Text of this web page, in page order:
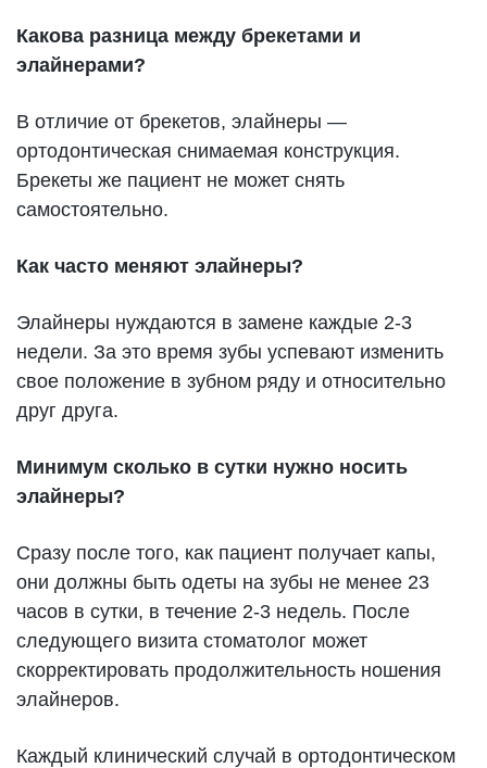
Какова разница между брекетами и
элайнерами?
В отличие от брекетов, элайнеры —
ортодонтическая снимаемая конструкция.
Брекеты же пациент не может снять
самостоятельно.
Как часто меняют элайнеры?
Элайнеры нуждаются в замене каждые 2-3
недели. За это время зубы успевают изменить
свое положение в зубном ряду и относительно
друг друга.
Минимум сколько в сутки нужно носить
элайнеры?
Сразу после того, как пациент получает капы,
они должны быть одеты на зубы не менее 23
часов в сутки, в течение 2-3 недель. После
следующего визита стоматолог может
скорректировать продолжительность ношения
элайнеров.
Каждый клинический случай в ортодонтическом